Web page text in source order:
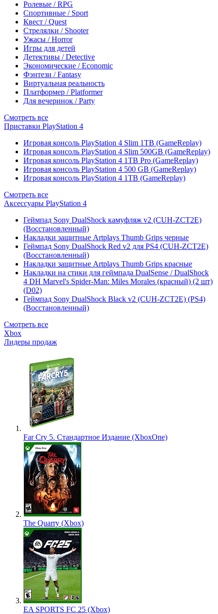
Ролевые / RPG
Спортивные / Sport
Квест / Quest
Стрелялки / Shooter
Ужасы / Horror
Игры для детей
Детективы / Detective
Экономические / Economic
Фэнтези / Fantasy
Виртуальная реальность
Платформер / Platformer
Для вечеринок / Party
Смотреть все
Приставки PlayStation 4
Игровая консоль PlayStation 4 Slim 1TB (GameReplay)
Игровая консоль PlayStation 4 Slim 500GB (GameReplay)
Игровая консоль PlayStation 4 1TB Pro (GameReplay)
Игровая консоль PlayStation 4 500 GB (GameReplay)
Игровая консоль PlayStation 4 1TB (GameReplay)
Смотреть все
Аксессуары PlayStation 4
Геймпад Sony DualShock камуфляж v2 (CUH-ZCT2E)
(Восстановленный)
Накладки защитные Artplays Thumb Grips черные
Геймпад Sony DualShock Red v2 для PS4 (CUH-ZCT2E)
(Восстановленный)
Накладки защитные Artplays Thumb Grips красные
Накладки на стики для геймпада DualSense / DualShock
4 DH Marvel's Spider-Man: Miles Morales (красный) (2 шт)
(D02)
Геймпад Sony DualShock Black v2 (CUH-ZCT2E) (PS4)
(Восстановленный)
Смотреть все
Xbox
Лидеры продаж
Far Cry 5. Стандартное Издание (XboxOne)
The Quarry (Xbox)
EA SPORTS FC 25 (Xbox)